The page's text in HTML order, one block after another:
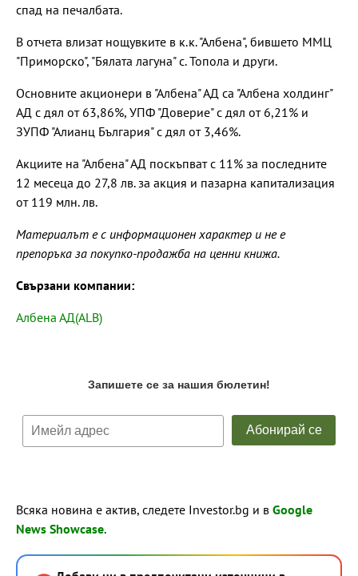
спад на печалбата.
В отчета влизат нощувките в к.к. "Албена", бившето ММЦ
"Приморско", "Бялата лагуна" с. Топола и други.
Основните акционери в "Албена" АД са "Албена холдинг"
АД с дял от 63,86%, УПФ "Доверие" с дял от 6,21% и
ЗУПФ "Алианц България" с дял от 3,46%.
Акциите на "Албена" АД поскъпват с 11% за последните
12 месеца до 27,8 лв. за акция и пазарна капитализация
от 119 млн. лв.
Материалът е с информационен характер и не е
препоръка за покупко-продажба на ценни книжа.
Свързани компании:
Албена АД(ALB)
Всяка новина е актив, следете Investor.bg и в Google
News Showcase.